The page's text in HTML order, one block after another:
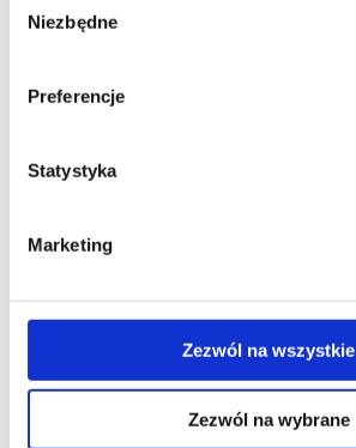
zgody
Niezbędne
Preferencje
Statystyka
Marketing
Zezwól na wszystkie
Zezwól na wybrane